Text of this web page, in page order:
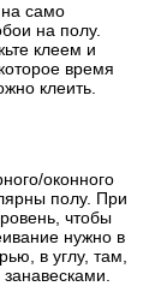
на само
на полу.
клеем и
время
клеить.
оконного
полу. При
чтобы
нужно в
в углу, там,